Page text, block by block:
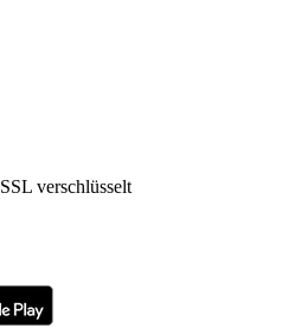
SSL verschlüsselt